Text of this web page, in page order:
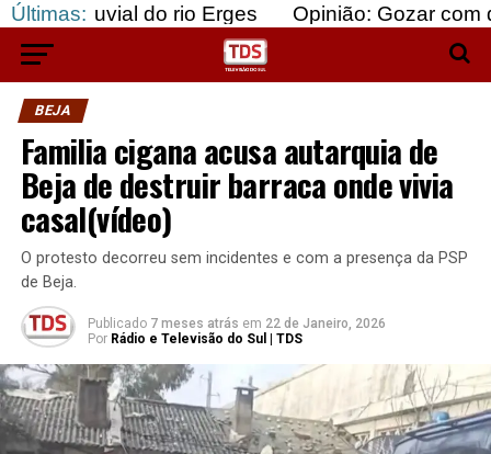
Últimas:
do rio Erges Opinião: Gozar com doentes e
BEJA
Familia cigana acusa autarquia de
Beja de destruir barraca onde vivia
casal(vídeo)
O protesto decorreu sem incidentes e com a presença da PSP
de Beja.
Publicado 7 meses atrás em 22 de Janeiro, 2026
Por Rádio e Televisão do Sul | TDS